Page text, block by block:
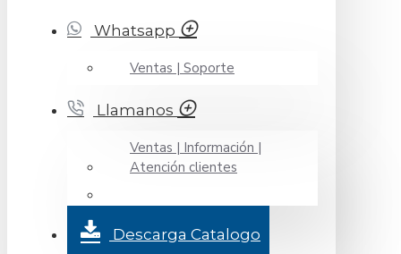
Whatsapp
Ventas | Soporte
Llamanos
Ventas | Información |
Atención clientes
Descarga Catalogo